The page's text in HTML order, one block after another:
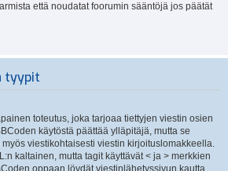
että noudatat foorumin sääntöjä jos päätät
tyypit
toteutus, joka tarjoaa tiettyjen viestin osien
käytöstä päättää ylläpitäjä, mutta se
viestikohtaisesti viestin kirjoituslomakkeella.
kaltainen, mutta tagit käyttävät < ja > merkkien
oppaan löydät viestinlähetyssivun kautta.